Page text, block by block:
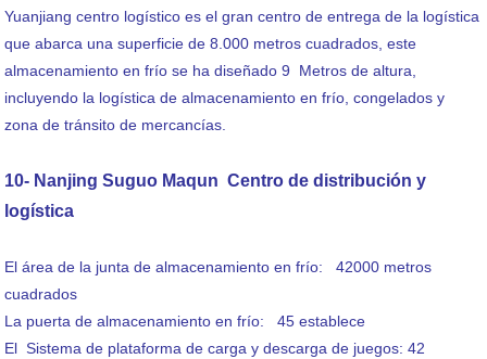
Yuanjiang centro logístico es el gran centro de entrega de la logística
que abarca una superficie de 8.000 metros cuadrados, este
almacenamiento en frío se ha diseñado 9 Metros de altura,
incluyendo la logística de almacenamiento en frío, congelados y
zona de tránsito de mercancías.
10- Nanjing Suguo Maqun Centro de distribución y
logística
El área de la junta de almacenamiento en frío: 42000 metros
cuadrados
La puerta de almacenamiento en frío: 45 establece
El Sistema de plataforma de carga y descarga de juegos: 42